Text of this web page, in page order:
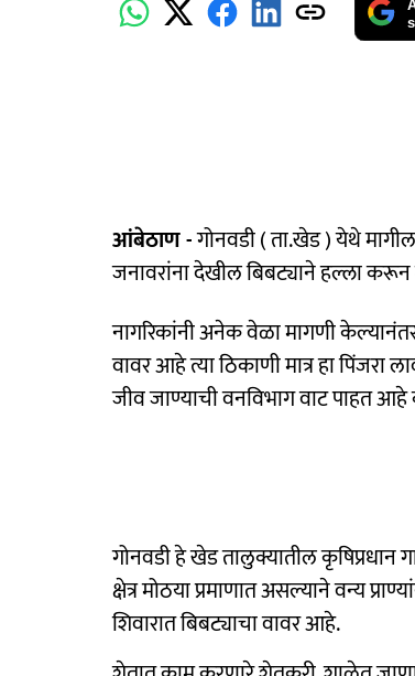
आंबेठाण -गोनवडी ( ता.खेड ) येथे
जनावरांना देखील बिबट्याने हल्ला
नागरिकांनी अनेक वेळा मागणी
वावर आहे त्या ठिकाणी मात्र हा
जीव जाण्याची वनविभाग वाट पाहत
गोनवडी हे खेड तालुक्यातील कृषिप्रधान
क्षेत्र मोठया प्रमाणात असल्याने वन्य
शिवारात बिबट्याचा वावर आहे.